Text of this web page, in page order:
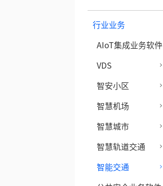
行业业务
AIoT集成业务软件
VDS
智安小区
智慧机场
智慧城市
智慧轨道交通
智能交通